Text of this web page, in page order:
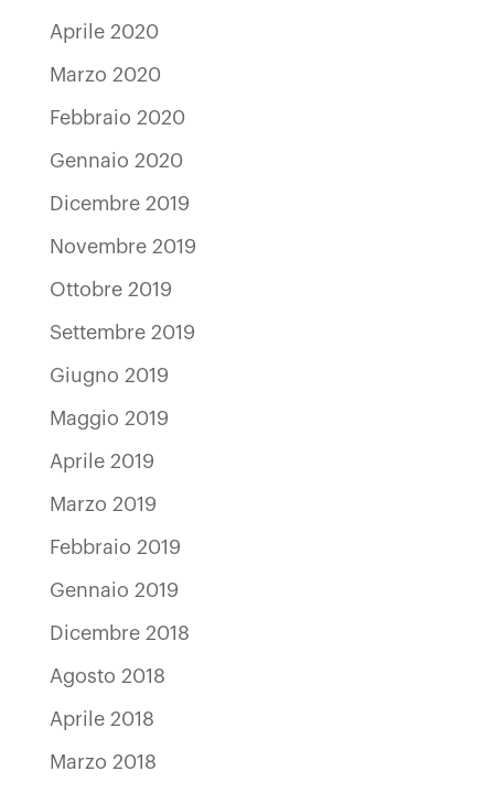
Aprile 2020
Marzo 2020
Febbraio 2020
Gennaio 2020
Dicembre 2019
Novembre 2019
Ottobre 2019
Settembre 2019
Giugno 2019
Maggio 2019
Aprile 2019
Marzo 2019
Febbraio 2019
Gennaio 2019
Dicembre 2018
Agosto 2018
Aprile 2018
Marzo 2018